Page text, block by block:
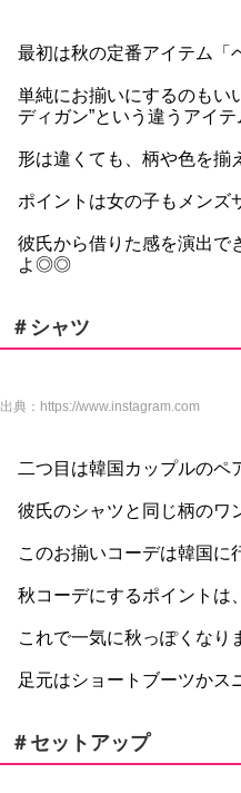
最初は秋の定番アイテム
単純にお揃いにするのもい
ディガン”という違うアイ
形は違くても、柄や色を揃
ポイントは女の子もメンズ
彼氏から借りた感を演出で
よ◎◎
＃シャツ
出典： https://www.instagram.com
二つ目は韓国カップルの
彼氏のシャツと同じ柄のワ
このお揃いコーデは韓国に
秋コーデにするポイント
これで一気に秋っぽくな
足元はショートブーツかス
＃セットアップ